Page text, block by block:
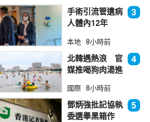
手術引流管遺病
人體內12年
業失當除牌1個
月
3
本地 8小時前
北韓遇熱浪 官
媒推喝狗肉湯進
4
國際 8小時前
鄧炳強批記協執
委選舉黑箱作
5